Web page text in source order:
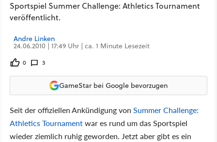
Sportspiel Summer Challenge: Athletics Tournament
veröffentlicht.
Andre Linken
24.06.2010 | 17:49 Uhr | ca. 1 Minute Lesezeit
0 3
GameStar bei Google bevorzugen
Seit der offiziellen Ankündigung von Summer Challenge:
Athletics Tournamentwar es rund um das Sportspiel
wieder ziemlich ruhig geworden. Jetzt aber gibt es ein